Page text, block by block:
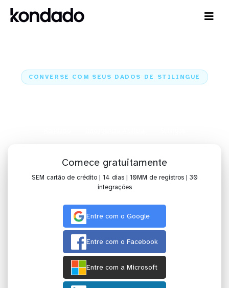
CONVERSE COM SEUS DADOS DE STILINGUE
Comece gratuitamente
SEM cartão de crédito | 14 dias | 10MM de registros | 30
integrações
Entre com o Google
Entre com o Facebook
Entre com a Microsoft